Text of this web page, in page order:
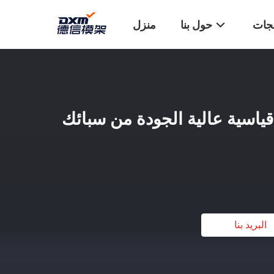
منزل حول بنا
عالية الجودة من سبائك
البريد بنا